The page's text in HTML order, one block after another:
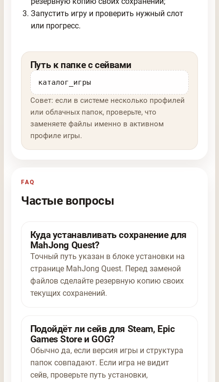
Запустить игру и проверить нужный слот
или прогресс.
Путь к папке с сейвами
каталог_игры
Совет: если в системе несколько профилей
или облачных папок, проверьте, что
заменяете файлы именно в активном
профиле игры.
FAQ
Частые вопросы
Куда устанавливать сохранение для
MahJong Quest?
Точный путь указан в блоке установки на
странице MahJong Quest. Перед заменой
файлов сделайте резервную копию своих
текущих сохранений.
Подойдёт ли сейв для Steam, Epic
Games Store и GOG?
Обычно да, если версия игры и структура
папок совпадают. Если игра не видит
сейв, проверьте путь установки,